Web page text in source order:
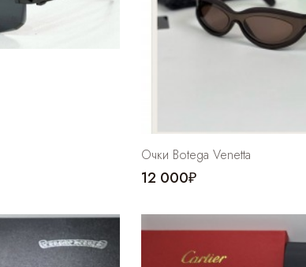
Очки Botega Venetta
12 000₽